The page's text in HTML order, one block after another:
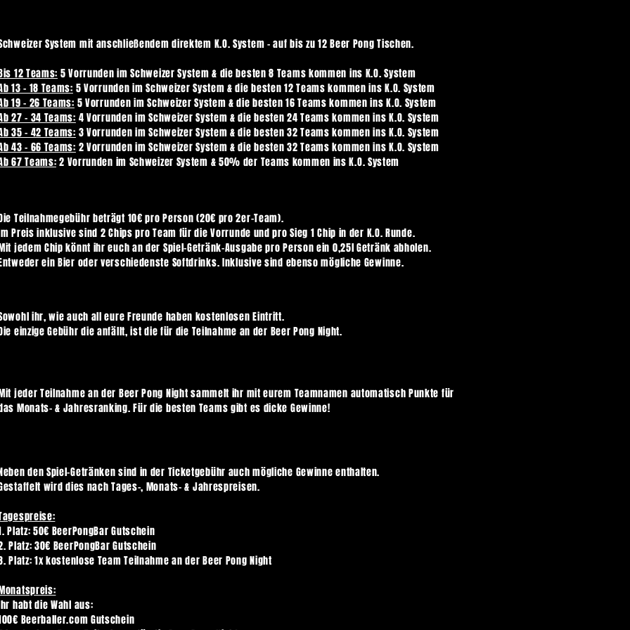
System mit anschließendem direktem K.O. System - auf bis zu 12 Beer Pong Tischen.
12 Teams: 5 Vorrunden im Schweizer System & die besten 8 Teams kommen ins K.O. System
13 - 18 Teams: 5 Vorrunden im Schweizer System & die besten 12 Teams kommen ins K.O. System
19 - 26 Teams: 5 Vorrunden im Schweizer System & die besten 16 Teams kommen ins K.O. System
27 - 34 Teams: 4 Vorrunden im Schweizer System & die besten 24 Teams kommen ins K.O. System
35 - 42 Teams: 3 Vorrunden im Schweizer System & die besten 32 Teams kommen ins K.O. System
43 - 66 Teams: 2 Vorrunden im Schweizer System & die besten 32 Teams kommen ins K.O. System
67 Teams:2 Vorrunden im Schweizer System & 50% der Teams kommen ins K.O. System
Teilnahmegebühr beträgt 10€ pro Person (20€ pro 2er-Team).
Preis inklusive sind 2 Chips pro Team für die Vorrunde und pro Sieg 1 Chip in der K.O. Runde.
jedem Chip könnt ihr euch an der Spiel-Getränk-Ausgabe pro Person ein 0,25l Getränk abholen.
ein Bier oder verschiedenste Softdrinks. Inklusive sind ebenso mögliche Gewinne.
ihr, wie auch all eure Freunde haben kostenlosen Eintritt.
einzige Gebühr die anfällt, ist die für die Teilnahme an der Beer Pong Night.
jeder Teilnahme an der Beer Pong Night sammelt ihr mit eurem Teamnamen automatisch Punkte für
Monats- & Jahresranking. Für die besten Teams gibt es dicke Gewinne!
den Spiel-Getränken sind in der Ticketgebühr auch mögliche Gewinne enthalten.
wird dies nach Tages-, Monats- & Jahrespreisen.
Platz: 50€ BeerPongBar Gutschein
Platz: 30€ BeerPongBar Gutschein
Platz: 1x kostenlose Team Teilnahme an der Beer Pong Night
habt die Wahl aus:
Beerballer.com Gutschein